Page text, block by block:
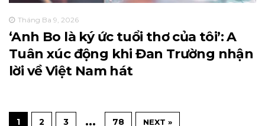
Tháng Ba 9, 2026
‘Anh Bo là ký ức tuổi thơ của tôi’: A
Tuân xúc động khi Đan Trường nhận
lời về Việt Nam hát
1 2 3 … 78 NEXT »